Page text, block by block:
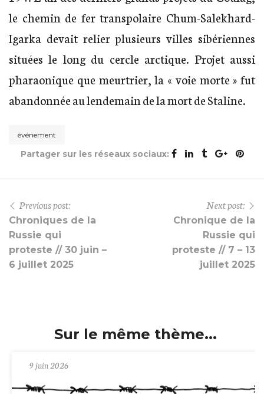
le chemin de fer transpolaire Chum-Salekhard-
Igarka devait relier plusieurs villes sibériennes
situées le long du cercle arctique. Projet aussi
pharaonique que meurtrier, la « voie morte » fut
abandonnée au lendemain de la mort de Staline.
événement
Partager sur les réseaux sociaux:
Previous post:
Chroniques de la
Russie qui
proteste // 30 juin –
6 juillet 2025
Next post:
Chronique de la
Russie qui
proteste // 7 – 13
juillet 2025
Sur le même thème...
9 juin 2026